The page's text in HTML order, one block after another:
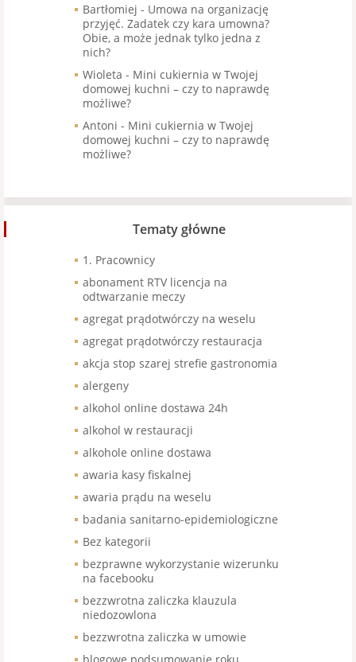
Bartłomiej - Umowa na organizację
przyjęć. Zadatek czy kara umowna?
Obie, a może jednak tylko jedna z
nich?
Wioleta - Mini cukiernia w Twojej
domowej kuchni – czy to naprawdę
możliwe?
Antoni - Mini cukiernia w Twojej
domowej kuchni – czy to naprawdę
możliwe?
Tematy główne
1. Pracownicy
abonament RTV licencja na
odtwarzanie meczy
agregat prądotwórczy na weselu
agregat prądotwórczy restauracja
akcja stop szarej strefie gastronomia
alergeny
alkohol online dostawa 24h
alkohol w restauracji
alkohole online dostawa
awaria kasy fiskalnej
awaria prądu na weselu
badania sanitarno-epidemiologiczne
Bez kategorii
bezprawne wykorzystanie wizerunku
na facebooku
bezzwrotna zaliczka klauzula
niedozowlona
bezzwrotna zaliczka w umowie
blogowe podsumowanie roku